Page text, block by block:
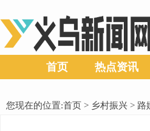
首页 热点资讯
您现在的位置:首页 > 乡村振兴 > 路